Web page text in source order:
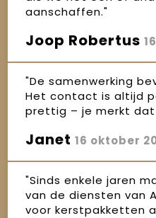
aanschaffen."
Joop Robertus
"De samenwerking
Het contact is altijd
prettig – je merkt dat
Janet 16 oktober
"Sinds enkele jaren
van de diensten van
voor kerstpakketten